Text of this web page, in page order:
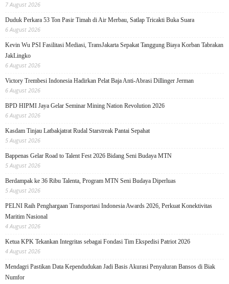
7 August 2026
Duduk Perkara 53 Ton Pasir Timah di Air Merbau, Satlap Tricakti Buka Suara
6 August 2026
Kevin Wu PSI Fasilitasi Mediasi, TransJakarta Sepakat Tanggung Biaya Korban Tabrakan
JakLingko
6 August 2026
Victory Trembesi Indonesia Hadirkan Pelat Baja Anti-Abrasi Dillinger Jerman
6 August 2026
BPD HIPMI Jaya Gelar Seminar Mining Nation Revolution 2026
6 August 2026
Kasdam Tinjau Latbakjatrat Rudal Starstreak Pantai Sepahat
5 August 2026
Bappenas Gelar Road to Talent Fest 2026 Bidang Seni Budaya MTN
5 August 2026
Berdampak ke 36 Ribu Talenta, Program MTN Seni Budaya Diperluas
5 August 2026
PELNI Raih Penghargaan Transportasi Indonesia Awards 2026, Perkuat Konektivitas
Maritim Nasional
4 August 2026
Ketua KPK Tekankan Integritas sebagai Fondasi Tim Ekspedisi Patriot 2026
4 August 2026
Mendagri Pastikan Data Kependudukan Jadi Basis Akurasi Penyaluran Bansos di Biak
Numfor